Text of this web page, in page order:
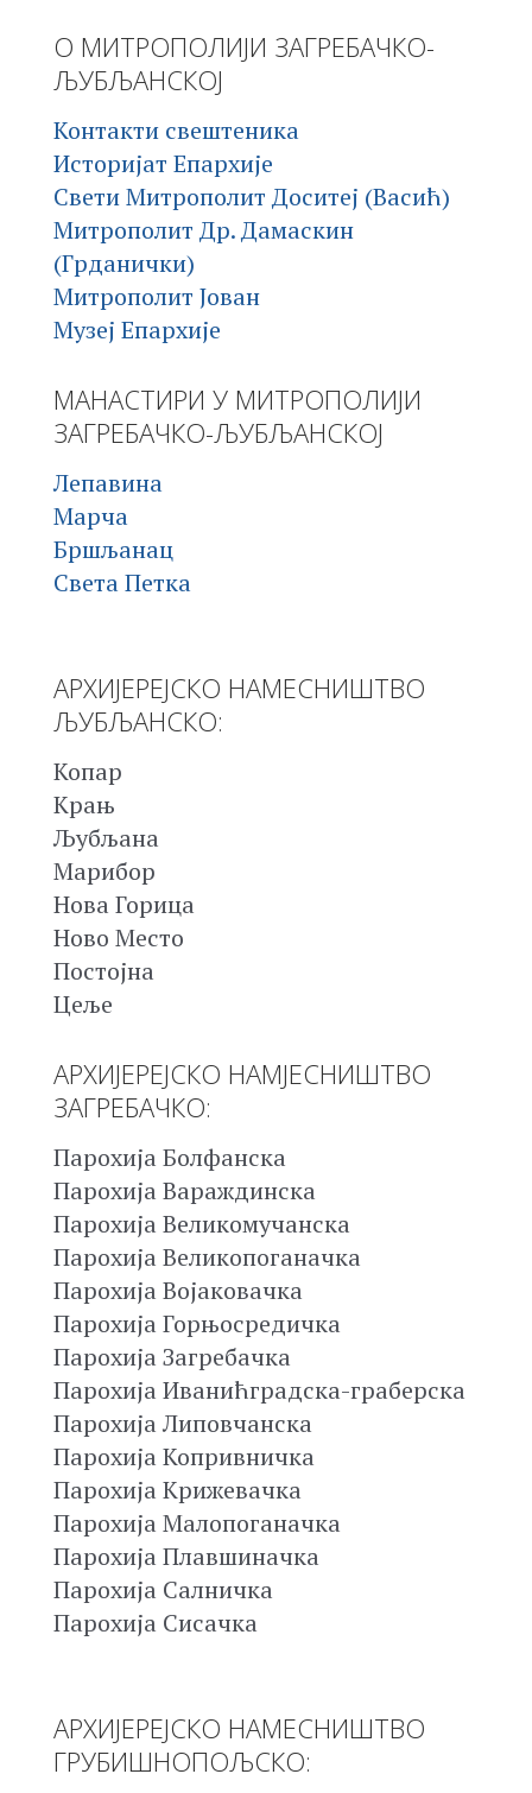
О МИТРОПОЛИЈИ ЗАГРЕБАЧКО-
ЉУБЉАНСКОЈ
Контакти свештеника
Историјат Епархије
Свети Митрополит Доситеј (Васић)
Митрополит Др. Дамаскин
(Грданички)
Митрополит Јован
Музеј Епархије
МАНАСТИРИ У МИТРОПОЛИЈИ
ЗАГРЕБАЧКО-ЉУБЉАНСКОЈ
Лепавина
Марча
Бршљанац
Света Петка
АРХИЈЕРЕЈСКО НАМЕСНИШТВО
ЉУБЉАНСКО:
Копар
Крањ
Љубљана
Марибор
Нова Горица
Ново Место
Постојна
Цеље
АРХИЈЕРЕЈСКО НАМЈЕСНИШТВО
ЗАГРЕБАЧКО:
Парохија Болфанска
Парохија Вараждинска
Парохија Великомучанска
Парохија Великопоганачка
Парохија Војаковачка
Парохија Горњосредичка
Парохија Загребачка
Парохија Иванићградска-граберска
Парохија Липовчанска
Парохија Копривничка
Парохија Крижевачка
Парохија Малопоганачка
Парохија Плавшиначка
Парохија Салничка
Парохија Сисачка
АРХИЈЕРЕЈСКО НАМЕСНИШТВО
ГРУБИШНОПОЉСКО: